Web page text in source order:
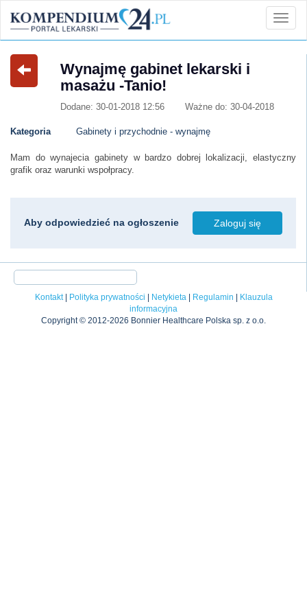
Wynajmę gabinet lekarski i
masażu -Tanio!
Dodane: 30-01-2018 12:56 Ważne do: 30-04-2018
Kategoria Gabinety i przychodnie - wynajmę
Mam do wynajecia gabinety w bardzo dobrej lokalizacji, elastyczny
grafik oraz warunki wspołpracy.
Aby odpowiedzieć na ogłoszenie Zaloguj się
Kontakt| Polityka prywatności Netykieta| Regulamin
Klauzula
informacyjna
Copyright © 2012-2026 Bonnier Healthcare Polska sp. z o.o.